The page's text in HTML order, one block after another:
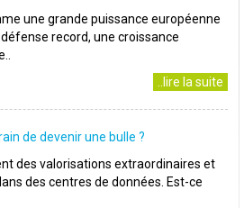
une grande puissance européenne
record, une croissance
..lire la suite
de devenir une bulle ?
des valorisations extraordinaires et
des centres de données. Est-ce